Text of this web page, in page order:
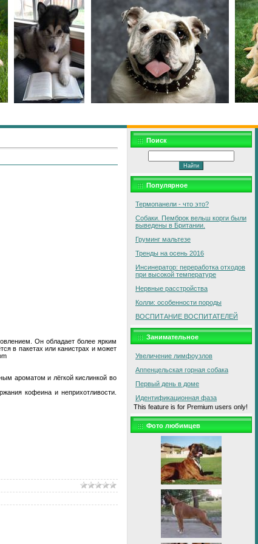
Он обладает более ярким
в пакетах или канистрах и может
ароматом и лёгкой кислинкой во
кофеина и неприхотливости.
Поиск
Популярное
Термопанели - что это?
Собаки. Пемброк вельш корги были
выведены в Британии.
Груминг мальтезе
Тренды на осень 2016
Инсинератор: переработка отходов
при высокой температуре
Нервные расстройства
Колли: особенности породы
ВОСПИТАНИЕ ВОСПИТАТЕЛЕЙ
Занимательное
Увеличение лимфоузлов
Аппенцельская горная собака
Первый день в доме
Идентификационная фаза
This feature is for Premium users only!
Фото любимцев